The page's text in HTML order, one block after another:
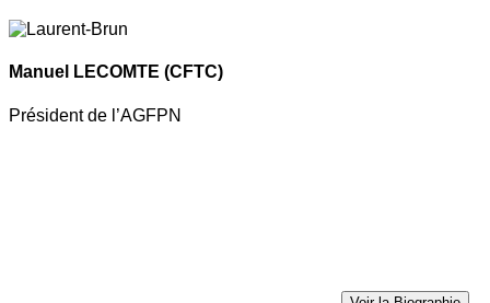
Manuel LECOMTE (CFTC)
Président de l’AGFPN